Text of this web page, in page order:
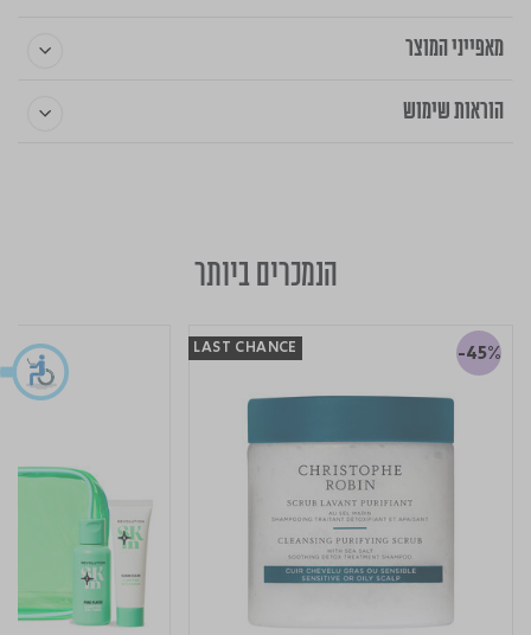
מאפייני המוצר
הוראות שימוש
הנמכרים ביותר
-45%
LAST CHANCE